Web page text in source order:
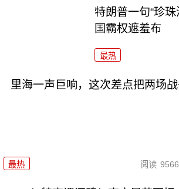
特朗普一句“珍
国霸权遮羞布
最热
里海一声巨响，这次差点把两场战
最热 阅读 9566